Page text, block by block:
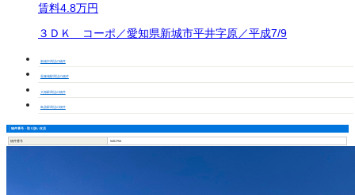
賃料4.8万円
３ＤＫ コーポ／愛知県新城市平井字原／平成7/9
新城市周辺の物件
長篠城駅周辺の物件
大海駅周辺の物件
鳥居駅周辺の物件
物件番号・取り扱い支店
物件番号 5401754